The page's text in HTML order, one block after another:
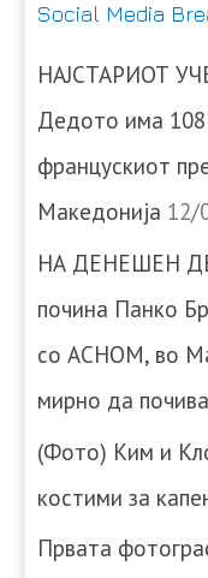
Social Media
НАЈСТАРИОТ
Дедото има
францускиот
Македонија 12/
НА ДЕНЕШЕН
почина Панко
со АСНОМ, во
мирно да почива
(Фото) Ким и
костими за
Првата